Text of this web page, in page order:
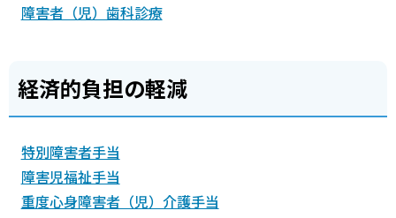
障害者（児）歯科診療
経済的負担の軽減
特別障害者手当
障害児福祉手当
重度心身障害者（児）介護手当